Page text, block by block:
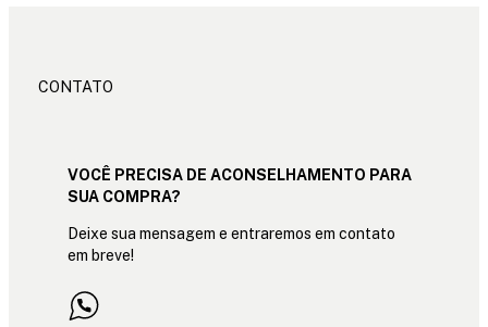
CONTATO
VOCÊ PRECISA DE ACONSELHAMENTO PARA
SUA COMPRA?
Deixe sua mensagem e entraremos em contato
em breve!